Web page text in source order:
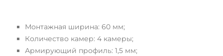
Монтажная ширина: 60 мм;
Количество камер: 4 камеры;
Армирующий профиль: 1,5 мм;